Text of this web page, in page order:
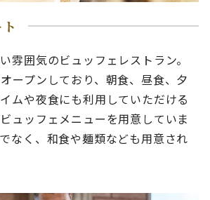
雰囲気のビュッフェレストラン。
ープンしており、朝食、昼食、夕
ムや夜食にも利用していただける
ュッフェメニューを用意していま
なく、和食や麺類なども用意され